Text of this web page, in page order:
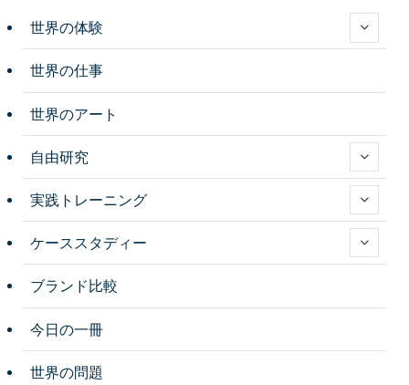
世界の体験
世界の仕事
世界のアート
自由研究
実践トレーニング
ケーススタディー
ブランド比較
今日の一冊
世界の問題